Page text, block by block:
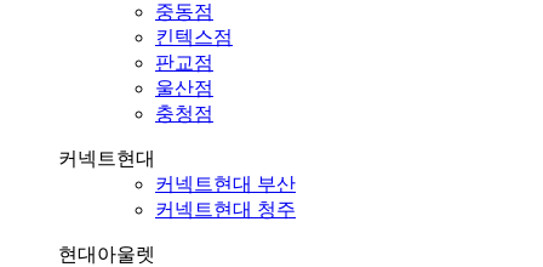
중동점
킨텍스점
판교점
울산점
충청점
커넥트현대
커넥트현대 부산
커넥트현대 청주
현대아울렛